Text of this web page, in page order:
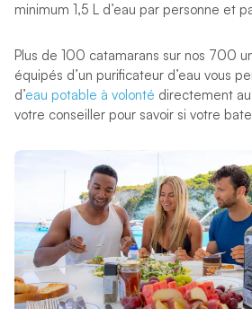
minimum 1,5 L d’eau par personne et
Plus de 100 catamarans sur nos 700
équipés d’un purificateur d’eau vous
d’eau potable à volonté directement
votre conseiller pour savoir si votre